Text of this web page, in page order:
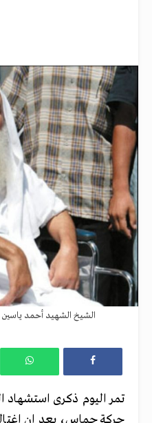
الشيخ الشهيد أحمد ياسين
تمر اليوم ذكرى